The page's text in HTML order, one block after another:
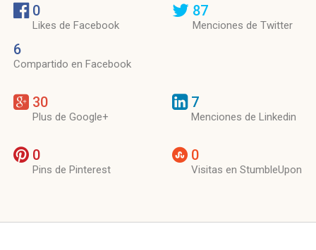
0
Likes de Facebook
6
Compartido en Facebook
87
Menciones de Twitter
30
Plus de Google+
7
Menciones de Linkedin
0
Pins de Pinterest
0
Visitas en StumbleUpon